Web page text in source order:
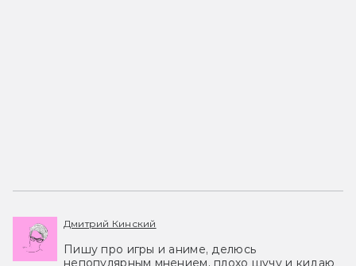
Дмитрий Кинский
Пишу про игры и аниме, делюсь
непопулярным мнением, плохо шучу и кидаю